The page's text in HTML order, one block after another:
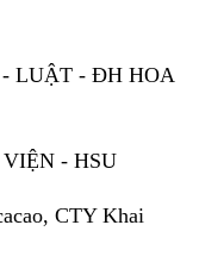
LUẬT - ĐH HOA
- HSU
CTY Khai